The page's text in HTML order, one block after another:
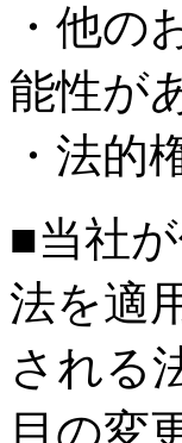
・他の
能性が
・法的
■当社
法を適
される
目の変